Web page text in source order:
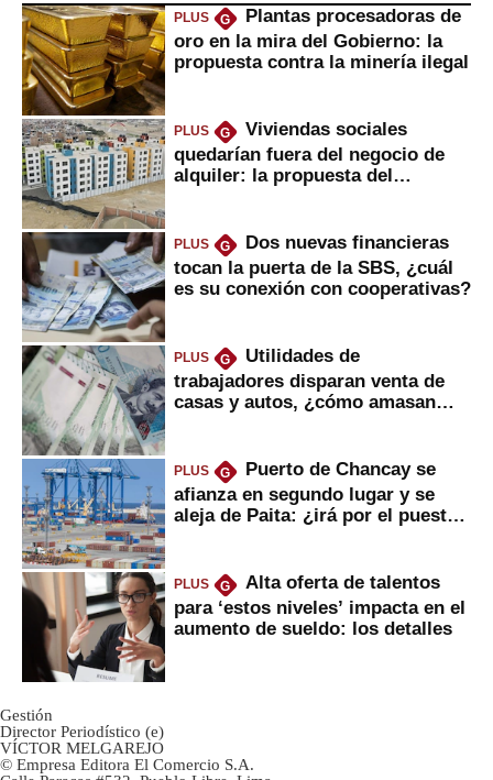
PLUS G
Plantas procesadoras de
oro en la mira del Gobierno: la
propuesta contra la minería ilegal
PLUS G
Viviendas sociales
quedarían fuera del negocio de
alquiler: la propuesta del
PLUS G
Dos nuevas financieras
tocan la puerta de la SBS, ¿cuál
es su conexión con cooperativas?
PLUS G
Utilidades de
trabajadores disparan venta de
casas y autos, ¿cómo amasan
PLUS G
Puerto de Chancay se
afianza en segundo lugar y se
aleja de Paita: ¿irá por el puesto
PLUS G
Alta oferta de talentos
para ‘estos niveles’ impacta en el
aumento de sueldo: los detalles
Gestión
Director Periodístico (e)
VÍCTOR MELGAREJO
© Empresa Editora El Comercio S.A.